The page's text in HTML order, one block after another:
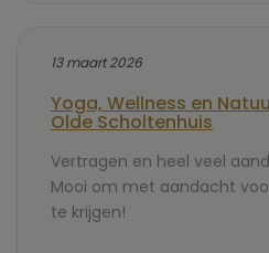
13 maart 2026
Yoga, Wellness en
Olde Scholtenhuis
Vertragen en heel veel
Mooi om met aandacht
te krijgen!